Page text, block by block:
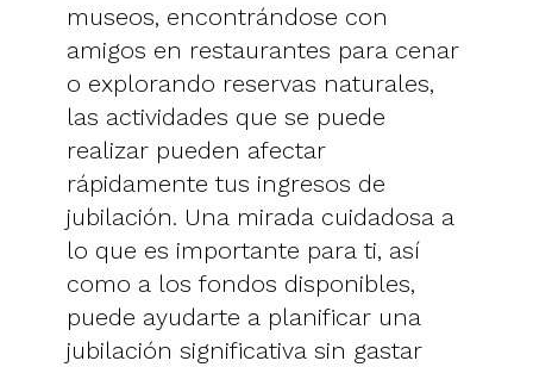
museos, encontrándose con
amigos en restaurantes para cenar
o explorando reservas naturales,
las actividades que se puede
realizar pueden afectar
rápidamente tus ingresos de
jubilación. Una mirada cuidadosa a
lo que es importante para ti, así
como a los fondos disponibles,
puede ayudarte a planificar una
jubilación significativa sin gastar